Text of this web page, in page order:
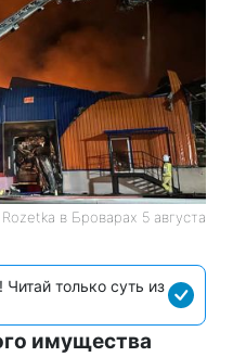
в Броварах 5 августа
только суть из
имущества